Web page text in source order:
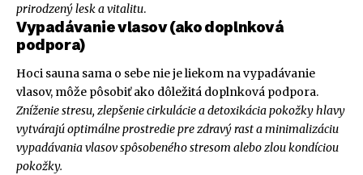
prirodzený lesk a vitalitu.
Vypadávanie vlasov (ako doplnková
podpora)
Hoci sauna sama o sebe nie je liekom na vypadávanie
vlasov, môže pôsobiť ako dôležitá doplnková podpora.
Zníženie stresu, zlepšenie cirkulácie a detoxikácia pokožky hlavy
vytvárajú optimálne prostredie pre zdravý rast a minimalizáciu
vypadávania vlasov spôsobeného stresom alebo zlou kondíciou
pokožky.